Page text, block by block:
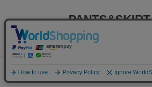
PANTS&SKIRT